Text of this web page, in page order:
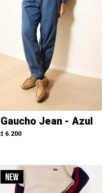
Gaucho Jean - Azul
$ 6.200